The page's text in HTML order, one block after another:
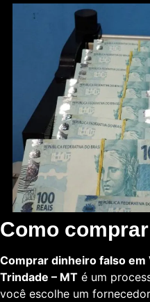
Como
Comprar dinheiro falso em
Trindade – MT é um
você escolhe um